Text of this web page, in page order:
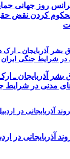
روز جهانی
کردن نقض
بشر آذربایجان ـ
مدنی در شرایط
آذربایجانی در